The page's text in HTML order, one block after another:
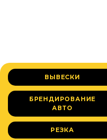
ВЫВЕСКИ
БРЕНДИРОВАНИЕ
АВТО
РЕЗКА